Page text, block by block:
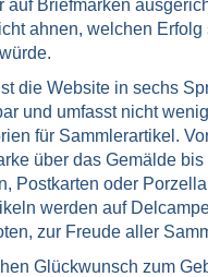
auf Briefmarken
ahnen, welchen Erfolg
die Website in sechs
und umfasst nicht
für Sammlerartikel.
über das Gemälde bis
Postkarten oder
werden auf
zur Freude aller
Glückwunsch zum